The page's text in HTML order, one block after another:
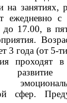
на занятиях,
ежедневно с
до 17.00, в
3 года (от 5-
проходят
сфер.